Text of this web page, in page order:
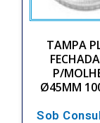
TAMPA
P/
Ø45MM
Sob